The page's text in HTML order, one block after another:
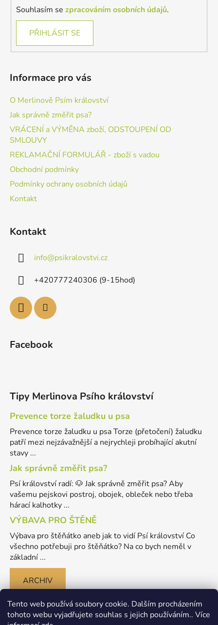
Tento web používá soubory cookie. Dalším procházením
tohoto webu vyjadřujete souhlas s jejich používáním.. Více
Souhlasím se zpracováním osobních údajů.
PŘIHLÁSIT SE
Informace pro vás
O Merlinově Psím království
Jak správně změřit psa?
VRÁCENÍ a VÝMĚNA zboží, ODSTOUPENÍ OD
SMLOUVY
REKLAMAČNÍ FORMULÁŘ - zboží s vadou
Obchodní podmínky
Podmínky ochrany osobních údajů
Kontakt
Kontakt
info@psikralovstvi.cz
+420777240306 (9-15hod)
Facebook
Tipy Merlinova Psího království
Prevence torze žaludku u psa
Prevence torze žaludku u psa Torze (přetočení) žaludku
patří mezi nejzávažnější a nejrychleji probíhající akutní
stavy ...
Jak správně změřit psa?
Psí království radí: 🐶 Jak správně změřit psa? Aby
vašemu pejskovi postroj, obojek, obleček nebo třeba
hárací kalhotky ...
VÝBAVA PRO ŠTĚNĚ
Výbava pro štěňátko aneb jak to vidí Psí království Co
všechno potřebuji pro štěňátko? Na co bych neměl v
základní ...
ARCHIV